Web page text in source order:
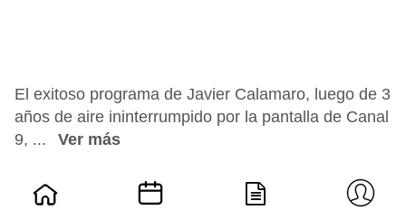
El exitoso programa de Javier Calamaro, luego de 3
años de aire ininterrumpido por la pantalla de Canal
9, ...
Ver más